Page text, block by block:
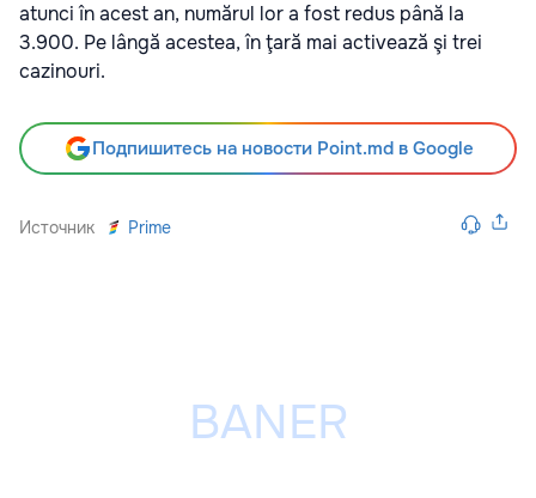
atunci în acest an, numărul lor a fost redus până la
3.900. Pe lângă acestea, în ţară mai activează şi trei
cazinouri.
Подпишитесь на новости Point.md в Google
Источник Prime